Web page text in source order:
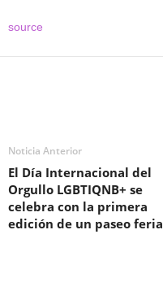
source
Noticia Anterior
El Día Internacional del
Orgullo LGBTIQNB+ se
celebra con la primera
edición de un paseo feria